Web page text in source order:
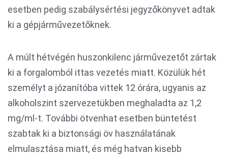
esetben pedig szabálysértési jegyzőkönyvet adtak
ki a gépjárművezetőknek.
A múlt hétvégén huszonkilenc járművezetőt zártak
ki a forgalomból ittas vezetés miatt. Közülük hét
személyt a józanítóba vittek 12 órára, ugyanis az
alkoholszint szervezetükben meghaladta az 1,2
mg/ml-t. További ötvenhat esetben büntetést
szabtak ki a biztonsági öv használatának
elmulasztása miatt, és még hatvan kisebb